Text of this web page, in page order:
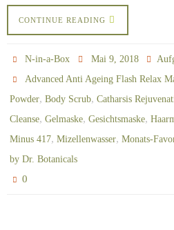
CONTINUE READING
N-in-a-Box Mai 9, 2018
Advanced Anti Ageing Flash Relax
Powder, Body Scrub, Catharsis
Cleanse, Gelmaske, Gesichtsmaske,
Minus 417, Mizellenwasser, Monats-
by Dr. Botanicals
0